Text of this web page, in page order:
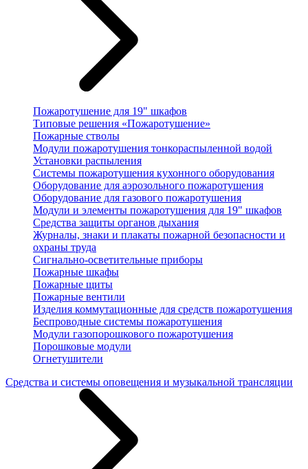
Пожаротушение для 19" шкафов
Типовые решения «Пожаротушение»
Пожарные стволы
Модули пожаротушения тонкораспыленной водой
Установки распыления
Системы пожаротушения кухонного оборудования
Оборудование для аэрозольного пожаротушения
Оборудование для газового пожаротушения
Модули и элементы пожаротушения для 19" шкафов
Средства защиты органов дыхания
Журналы, знаки и плакаты пожарной безопасности и
охраны труда
Сигнально-осветительные приборы
Пожарные шкафы
Пожарные щиты
Пожарные вентили
Изделия коммутационные для средств пожаротушения
Беспроводные системы пожаротушения
Модули газопорошкового пожаротушения
Порошковые модули
Огнетушители
Средства и системы оповещения и музыкальной трансляции